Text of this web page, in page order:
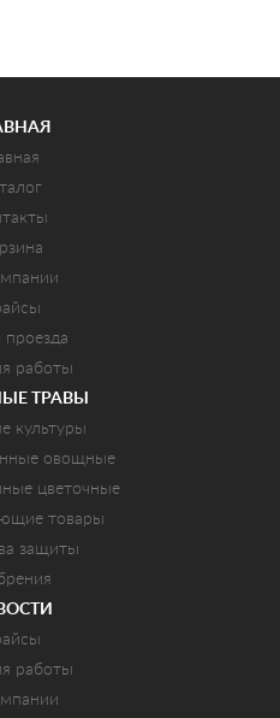
проезда
работы
ТРАВЫ
культуры
овощные
цветочные
товары
защиты
работы